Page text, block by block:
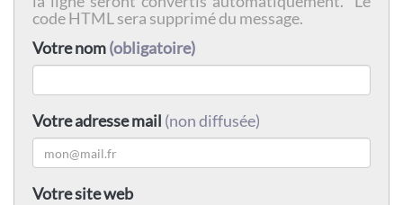
code HTML sera supprimé du message.
Votre nom(obligatoire)
Votre adresse mail (non diffusée)
Votre site web